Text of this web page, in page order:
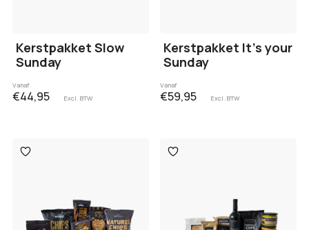
Kerstpakket Slow
Sunday
Vanaf
€44,95 Excl. BTW
Kerstpakket It’s your
Sunday
Vanaf
€59,95 Excl. BTW
Toevoegen
aan
Toevoegen
aan